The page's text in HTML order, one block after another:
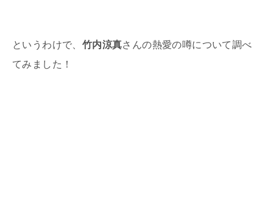
というわけで、 竹内涼真さんの熱愛の噂について調べ
てみました！